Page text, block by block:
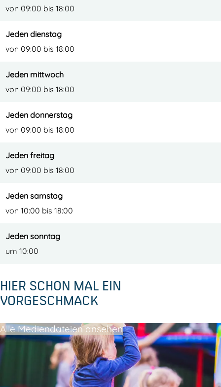
von 09:00 bis 18:00
Jeden dienstag
von 09:00 bis 18:00
Jeden mittwoch
von 09:00 bis 18:00
Jeden donnerstag
von 09:00 bis 18:00
Jeden freitag
von 09:00 bis 18:00
Jeden samstag
von 10:00 bis 18:00
Jeden sonntag
um 10:00
HIER SCHON MAL EIN
VORGESCHMACK
Alle Mediendateien ansehen